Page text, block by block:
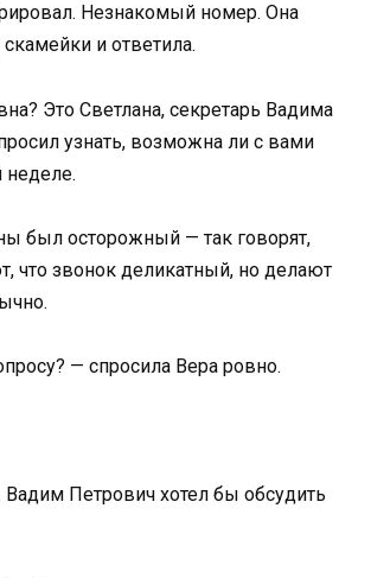
Незнакомый номер. Она
и ответила.
Это Светлана, секретарь Вадима
узнать, возможна ли с вами
неделе.
был осторожный — так говорят,
что звонок деликатный, но делают
— спросила Вера ровно.
Петрович хотел бы обсудить